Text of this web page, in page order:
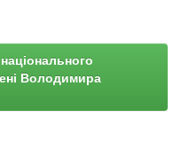
Володимира